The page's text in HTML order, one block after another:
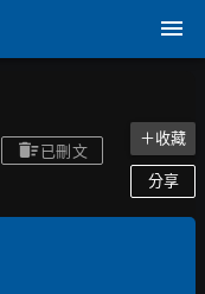
已刪文
＋收藏
分享